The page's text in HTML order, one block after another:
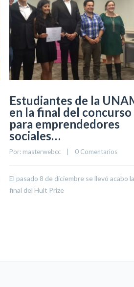
Estudiantes de la
en la final del concurso
para emprendedores
sociales…
Por: masterwebcc 0 Comentarios
El pasado 8 de diciembre se llevó acabo la
final del Hult Prize